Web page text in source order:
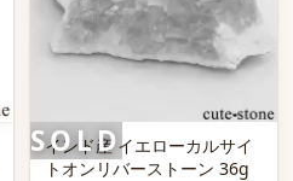
インド産 イエローカルサイ
トオンリバーストーン 36g